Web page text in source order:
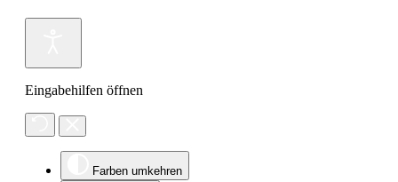
Eingabehilfen öffnen
Farben umkehren